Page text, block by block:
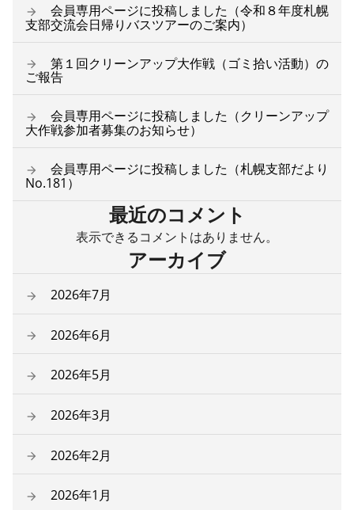
会員専用ページに投稿しました（令和８年度札幌
支部交流会日帰りバスツアーのご案内）
第１回クリーンアップ大作戦（ゴミ拾い活動）の
ご報告
会員専用ページに投稿しました（クリーンアップ
大作戦参加者募集のお知らせ）
会員専用ページに投稿しました（札幌支部だより
No.181）
最近のコメント
表示できるコメントはありません。
アーカイブ
2026年7月
2026年6月
2026年5月
2026年3月
2026年2月
2026年1月